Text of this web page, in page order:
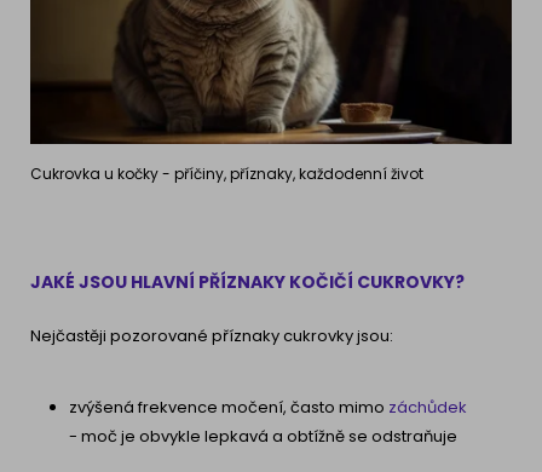
Cukrovka u kočky - příčiny, příznaky, každodenní život
JAKÉ JSOU HLAVNÍ PŘÍZNAKY KOČIČÍ CUKROVKY?
Nejčastěji pozorované příznaky cukrovky jsou:
zvýšená frekvence močení, často mimo záchůdek
- moč je obvykle lepkavá a obtížně se odstraňuje